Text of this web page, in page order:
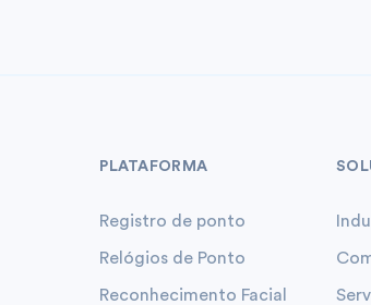
PLATAFORMA
Registro de ponto
Relógios de Ponto
Reconhecimento Facial